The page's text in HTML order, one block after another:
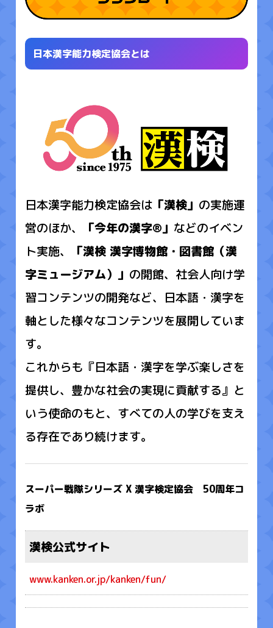
日本漢字能力検定協会とは
日本漢字能力検定協会は 「漢検」 の実施運
営のほか、
「今年の漢字®」 などのイベン
ト実施、
「漢検 漢字博物館・図書館（漢
字ミュージアム）」 の開館、社会人向け学
習コンテンツの開発など、日本語・漢字を
軸とした様々なコンテンツを展開していま
す。
これからも『日本語・漢字を学ぶ楽しさを
提供し、豊かな社会の実現に貢献する』と
いう使命のもと、すべての人の学びを支え
る存在であり続けます。
スーパー戦隊シリーズ X 漢字検定協会 50周年コ
ラボ
漢検公式サイト
www.kanken.or.jp/kanken/fun/